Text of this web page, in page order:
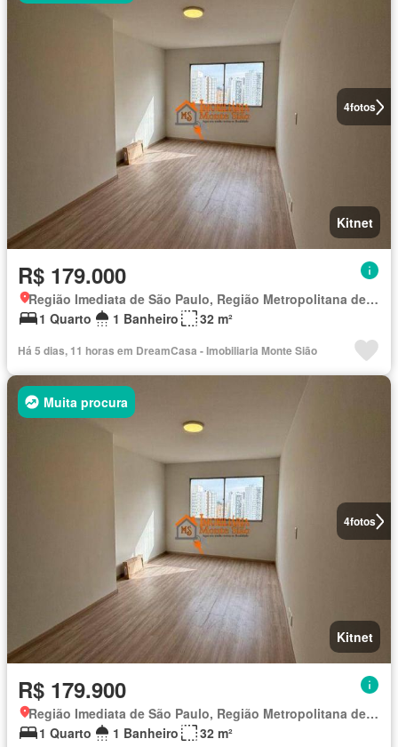
4fotos
Kitnet
R$ 179.000
Região Imediata de São Paulo, Região Metropolitana de São Paulo
1 Quarto
1 Banheiro 32 m²
Há 5 dias, 11 horas em DreamCasa - Imobiliaria Monte Sião
4fotos
Muita procura
Kitnet
R$ 179.900
Região Imediata de São Paulo, Região Metropolitana de São Paulo
1 Quarto
1 Banheiro 32 m²